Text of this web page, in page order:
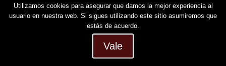
Utilizamos cookies para asegurar que damos la mejor experiencia al
usuario en nuestra web. Si sigues utilizando este sitio asumiremos que
estás de acuerdo.
Vale